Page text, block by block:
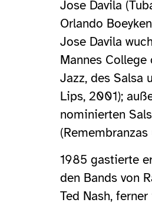
Jose Davila
Orlando
Jose Davila
Mannes
Jazz, des Salsa
Lips, 2001);
nominierten
1985 gastierte
den Bands von
Ted Nash,